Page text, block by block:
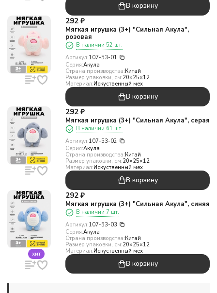
В корзину
292 ₽
Мягкая игрушка (3+) "Сильная Акула",
розовая
В наличии 52 шт.
Артикул:107-53-01
Серия:Акула
Страна производства:Китай
Размер упаковки, см:20×25×12
Материал:Искуственный мех
В корзину
292 ₽
Мягкая игрушка (3+) "Сильная Акула", серая
В наличии 61 шт.
Артикул:107-53-02
Серия:Акула
Страна производства:Китай
Размер упаковки, см:20×25×12
Материал:Искуственный мех
В корзину
хит
292 ₽
Мягкая игрушка (3+) "Сильная Акула", синяя
В наличии 7 шт.
Артикул:107-53-03
Серия:Акула
Страна производства:Китай
Размер упаковки, см:20×25×12
Материал:Искуственный мех
В корзину